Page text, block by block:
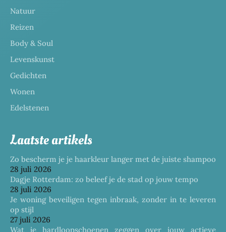
Natuur
Reizen
Body & Soul
Levenskunst
Gedichten
Wonen
Edelstenen
Laatste artikels
Zo bescherm je je haarkleur langer met de juiste shampoo
28 juli 2026
Dagje Rotterdam: zo beleef je de stad op jouw tempo
28 juli 2026
Je woning beveiligen tegen inbraak, zonder in te leveren
op stijl
27 juli 2026
Wat je hardloopschoenen zeggen over jouw actieve